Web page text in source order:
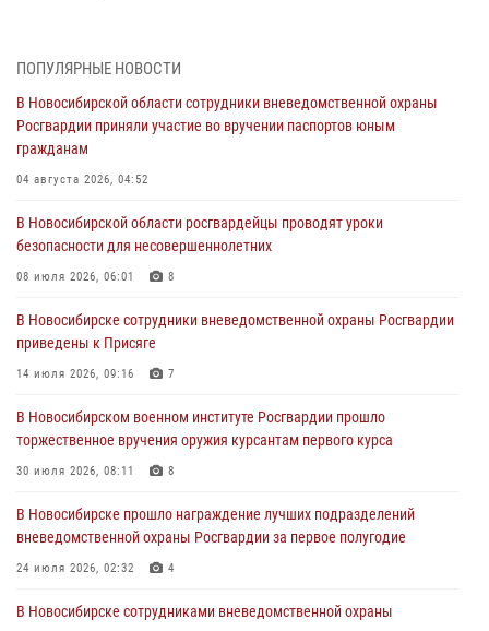
При силовой поддержке бойцов ОМОН и СОБР Росгвардии
пресечена деятельность группы лиц, причастных к мошенничеству
в сфере страхования
В Новосибирске сотрудниками вневедомственной охраны
Росгвардии задержан гражданин, находящийся в розыске
В Новосибирске военнослужащие отряда спецназа «Ермак»
Росгвардии провели занятия по беспарашютному десантированию
В Новосибирске военнослужащие Росгвардии почтили память детей
– жертв войны в Донбассе
ПОПУЛЯРНЫЕ НОВОСТИ
В Новосибирской области сотрудники вневедомственной охраны
Росгвардии приняли участие во вручении паспортов юным
гражданам
04 августа 2026, 04:52
В Новосибирской области росгвардейцы проводят уроки
безопасности для несовершеннолетних
08 июля 2026, 06:01 8
В Новосибирске сотрудники вневедомственной охраны Росгвардии
приведены к Присяге
14 июля 2026, 09:16 7
В Новосибирском военном институте Росгвардии прошло
торжественное вручения оружия курсантам первого курса
30 июля 2026, 08:11 8
В Новосибирске прошло награждение лучших подразделений
вневедомственной охраны Росгвардии за первое полугодие
24 июля 2026, 02:32 4
В Новосибирске сотрудниками вневедомственной охраны